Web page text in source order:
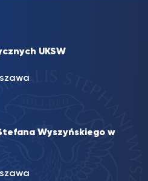
UKSW
Wyszyńskiego w